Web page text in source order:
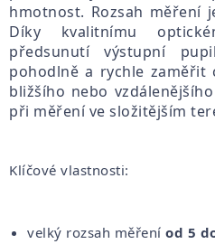
hmotnost. Rozsah měření
Díky kvalitnímu
předsunutí výstupní
pohodlně a rychle zaměřit
bližšího nebo
při měření ve složitějším
Klíčové vlastnosti:
velký rozsah měření od 5